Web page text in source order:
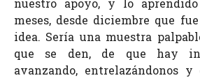
nuestro apoyo, y lo
meses, desde diciembre que
idea. Sería una muestra
que se den, de que hay
avanzando, entrelazándonos